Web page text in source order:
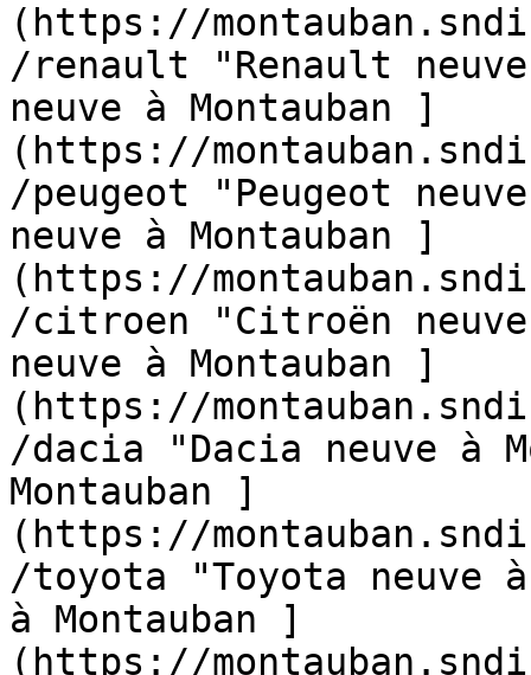
(https://
/renault "Renault
neuve à Montauban ]
(https://
/peugeot "Peugeot
neuve à Montauban ]
(https://
/citroen "Citroën
neuve à Montauban ]
(https://
/dacia "Dacia neuve à
Montauban ]
(https://
/toyota "Toyota neuve
à Montauban ]
(https://